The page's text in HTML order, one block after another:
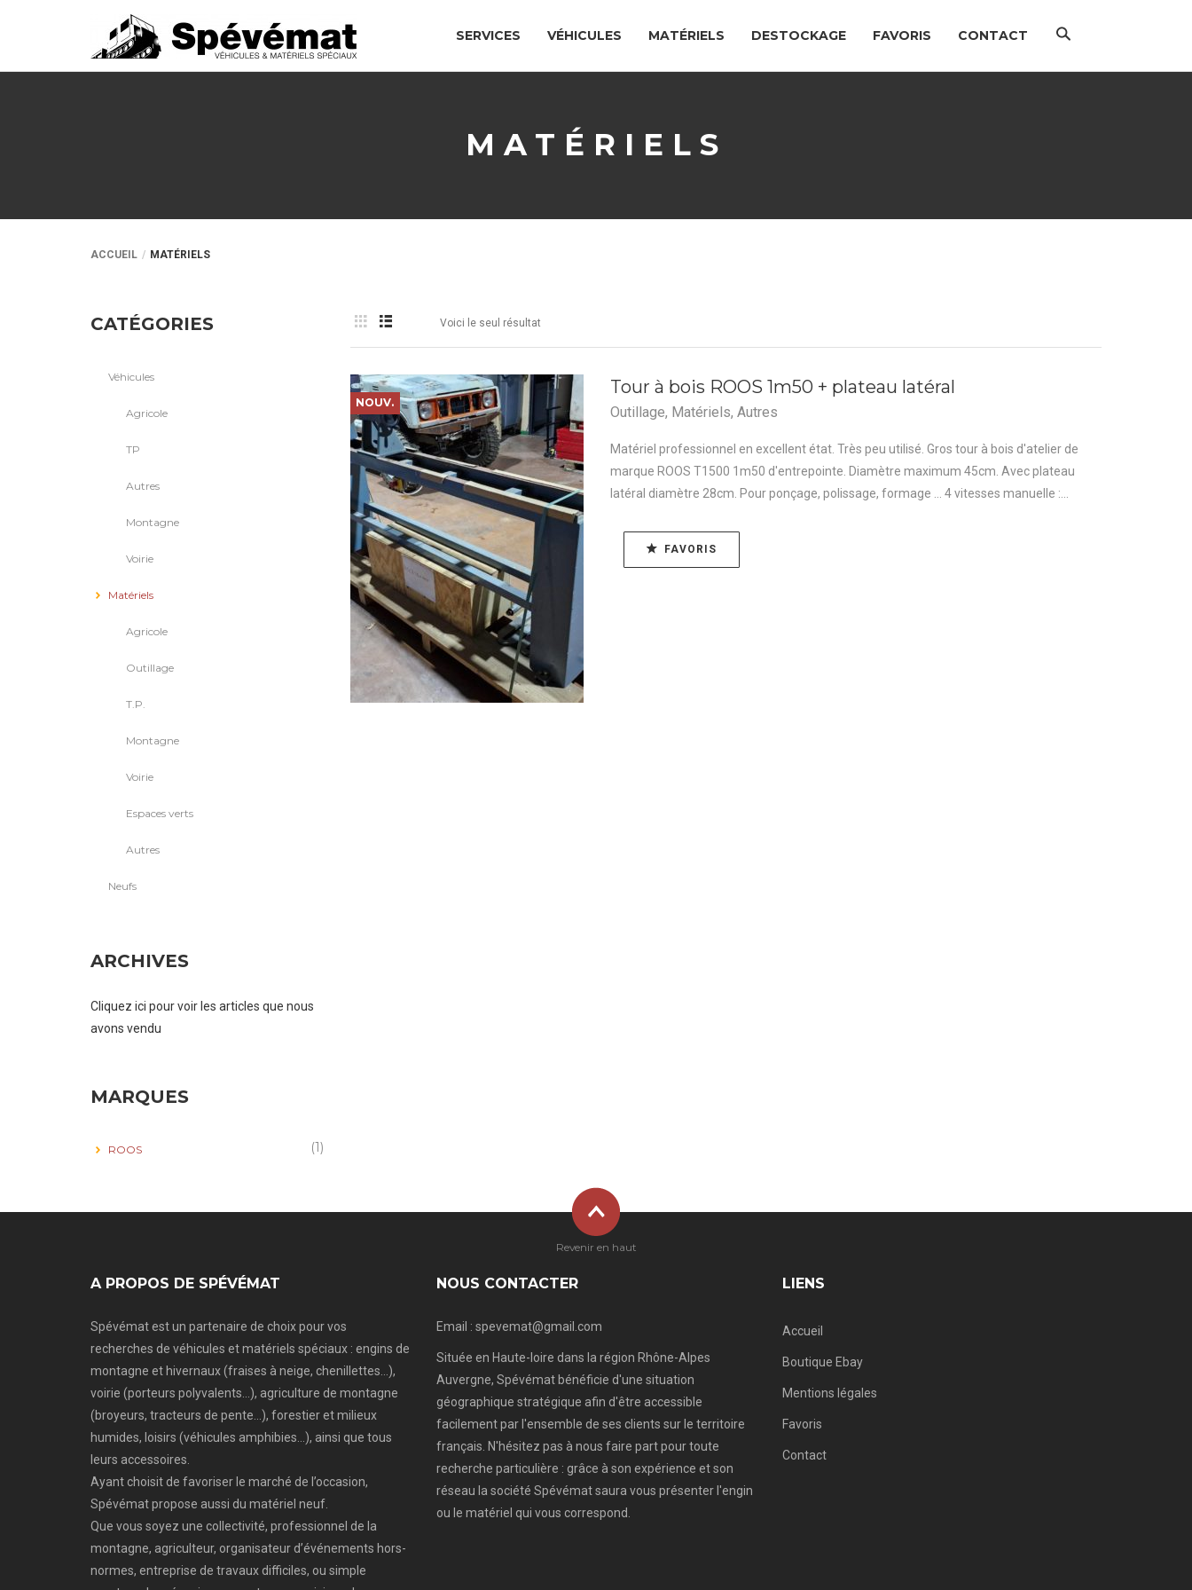
Chercher
SERVICES VÉHICULES MATÉRIELS DESTOCKAGE FAVORIS CONTACT
MATÉRIELS
ACCUEIL MATÉRIELS
Voici le seul résultat
NOUV.
Tour à bois ROOS 1m50 + plateau latéral
Outillage, Matériels, Autres
Matériel professionnel en excellent état. Très peu utilisé. Gros tour à bois d'atelier de
marque ROOS T1500 1m50 d'entrepointe. Diamètre maximum 45cm. Avec plateau
latéral diamètre 28cm. Pour ponçage, polissage, formage ... 4 vitesses manuelle :...
FAVORIS
CATÉGORIES
Véhicules
Agricole
TP
Autres
Montagne
Voirie
Matériels
Agricole
Outillage
T.P.
Montagne
Voirie
Espaces verts
Autres
Neufs
ARCHIVES
Cliquez ici pour voir les articles que nous
avons vendu
MARQUES
ROOS (1)
A PROPOS DE SPÉVÉMAT
Spévémat est un partenaire de choix pour vos
recherches de véhicules et matériels spéciaux : engins de
montagne et hivernaux (fraises à neige, chenillettes…),
voirie (porteurs polyvalents…), agriculture de montagne
(broyeurs, tracteurs de pente…), forestier et milieux
humides, loisirs (véhicules amphibies…), ainsi que tous
leurs accessoires.
Ayant choisit de favoriser le marché de l’occasion,
Spévémat propose aussi du matériel neuf.
Que vous soyez une collectivité, professionnel de la
montagne, agriculteur, organisateur d’événements hors-
normes, entreprise de travaux difficiles, ou simple
NOUS CONTACTER
Email : spevemat@gmail.com
Située en Haute-loire dans la région Rhône-Alpes
Auvergne, Spévémat bénéficie d'une situation
géographique stratégique afin d'être accessible
facilement par l'ensemble de ses clients sur le territoire
français. N'hésitez pas à nous faire part pour toute
recherche particulière : grâce à son expérience et son
réseau la société Spévémat saura vous présenter l'engin
ou le matériel qui vous correspond.
LIENS
Accueil
Boutique Ebay
Mentions légales
Favoris
Contact
Revenir en haut